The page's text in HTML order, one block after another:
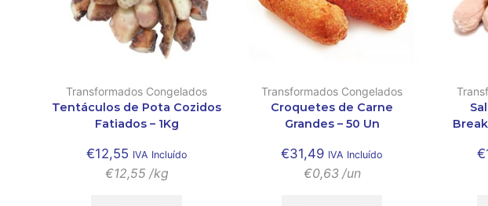
Transformados Congelados
Tentáculos de Pota Cozidos
Fatiados – 1Kg
€12,55 IVA Incluído
€12,55 /kg
Transformados Congelados
Croquetes de Carne
Grandes – 50 Un
€31,49 IVA Incluído
€0,63 /un
€